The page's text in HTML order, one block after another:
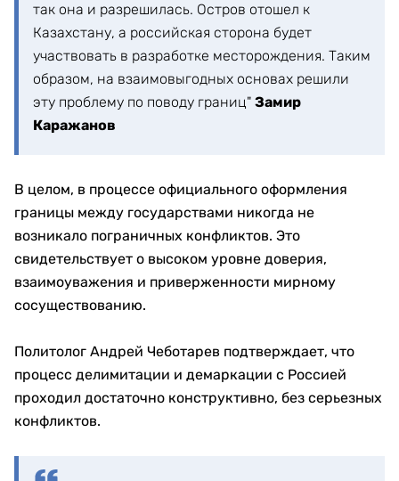
так она и разрешилась. Остров отошел к
Казахстану, а российская сторона будет
участвовать в разработке месторождения. Таким
образом, на взаимовыгодных основах решили
эту проблему по поводу границ" Замир
Каражанов
В целом, в процессе официального оформления
границы между государствами никогда не
возникало пограничных конфликтов. Это
свидетельствует о высоком уровне доверия,
взаимоуважения и приверженности мирному
сосуществованию.
Политолог Андрей Чеботарев подтверждает, что
процесс делимитации и демаркации с Россией
проходил достаточно конструктивно, без серьезных
конфликтов.